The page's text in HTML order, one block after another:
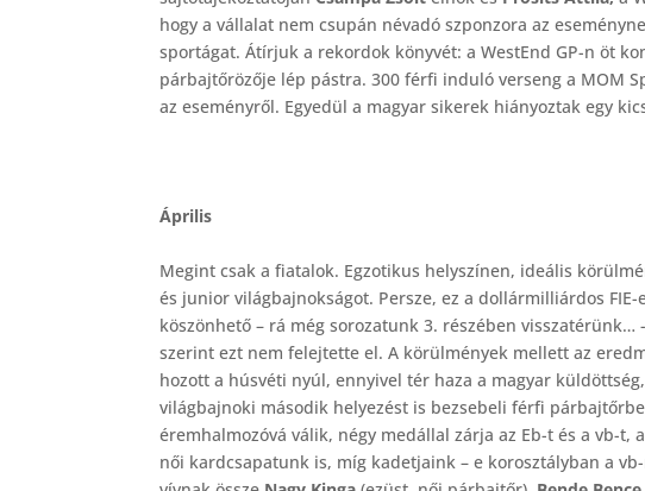
hogy a vállalat nem csupán névadó szponzora az
sportágat. Átírjuk a rekordok könyvét: a WestEnd GP-n öt
párbajtőrözője lép pástra. 300 férfi induló verseng a MOM
az eseményről. Egyedül a magyar sikerek hiányoztak egy
Április
Megint csak a fiatalok. Egzotikus helyszínen, ideális
és junior világbajnokságot. Persze, ez a dollármilliárdos
köszönhető – rá még sorozatunk 3. részében
szerint ezt nem felejtette el. A körülmények mellett az
hozott a húsvéti nyúl, ennyivel tér haza a magyar küldöttség,
világbajnoki második helyezést is bezsebeli férfi
éremhalmozóvá válik, négy medállal zárja az Eb-t és a vb-t,
női kardcsapatunk is, míg kadetjaink – e korosztályban a